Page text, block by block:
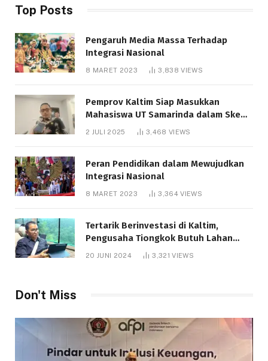
Top Posts
Pengaruh Media Massa Terhadap
Integrasi Nasional
8 MARET 2023 3,838VIEWS
Pemprov Kaltim Siap Masukkan
Mahasiswa UT Samarinda dalam Skema
Bantuan Pendidikan Gratispol
2 JULI 2025 3,468 VIEWS
Peran Pendidikan dalam Mewujudkan
Integrasi Nasional
8 MARET 2023 3,364VIEWS
Tertarik Berinvestasi di Kaltim,
Pengusaha Tiongkok Butuh Lahan
1.000 Hektare
20 JUNI 2024 3,321VIEWS
Don't Miss